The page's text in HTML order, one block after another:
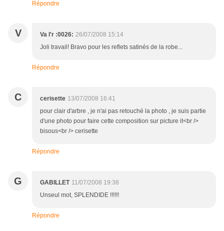
Répondre
V Va l'r :0026: 26/07/2008 15:14
Joli travail! Bravo pour les reflets satinés de la robe...
Répondre
C cerisette 13/07/2008 16:41
pour clair d'arbre , je n'ai pas retouché la photo , je suis partie
d'une photo pour faire cette composition sur picture it<br />
bisous<br /> cerisette
Répondre
G GABILLET 11/07/2008 19:38
Unseul mot, SPLENDIDE !!!!!!
Répondre